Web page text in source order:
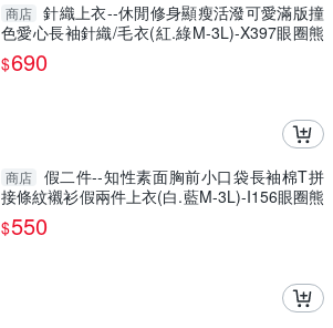
商店 針織上衣--休閒修身顯瘦活潑可愛滿版撞
色愛心長袖針織/毛衣(紅.綠M-3L)-X397眼圈熊
中大尺碼
$690
商店
假二件--知性素面胸前小口袋長袖棉T拼
接條紋襯衫假兩件上衣(白.藍M-3L)-I156眼圈熊
中大尺碼
$550